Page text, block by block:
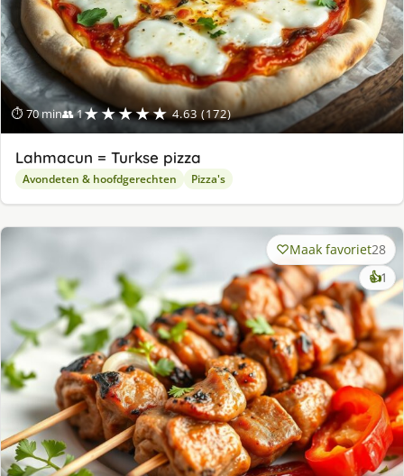
⏱ 70 min👥 1★★★★★ 4.63 (172)
Lahmacun = Turkse pizza
Avondeten & hoofdgerechten Pizza's
Maak favoriet28
👍1